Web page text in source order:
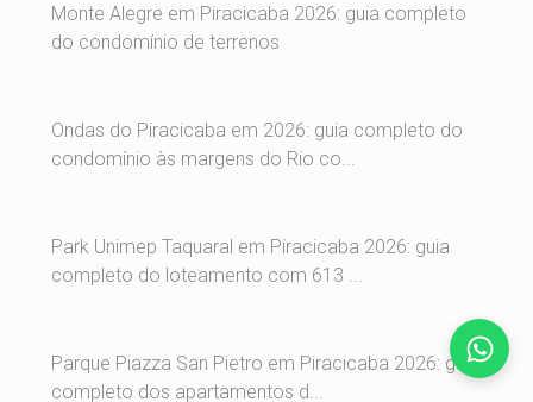
Monte Alegre em Piracicaba 2026: guia completo
do condomínio de terrenos
Ondas do Piracicaba em 2026: guia completo do
condomínio às margens do Rio co...
Park Unimep Taquaral em Piracicaba 2026: guia
completo do loteamento com 613 ...
Parque Piazza San Pietro em Piracicaba 2026: guia
completo dos apartamentos d...